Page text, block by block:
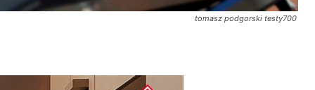
tomasz podgorski testy700